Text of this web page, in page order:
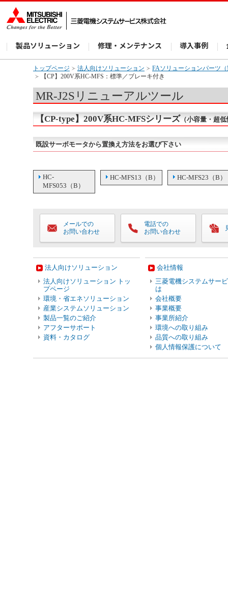
製品ソリューション 修理・メンテナンス 導入事例
トップページ 法人向けソリューション
FAソリューションパーツ
【CP】200V系HC-MFS：標準／ブレーキ付き
MR-J2Sリニューアルツール
【CP-type】200V系HC-MFSシリーズ （小容量・超
既設サーボモータから置換え方法をお選び下さい
HC-
MFS053（B）
HC-MFS13（B） HC-MFS23（B）
メールでの
お問い合わせ
電話での
お問い合わせ
法人向けソリューション
法人向けソリューション トッ
プページ
環境・省エネソリューション
産業システムソリューション
製品一覧のご紹介
アフターサポート
資料・カタログ
会社情報
三菱電機システムサー
は
会社概要
事業概要
事業所紹介
環境への取り組み
品質への取り組み
個人情報保護について